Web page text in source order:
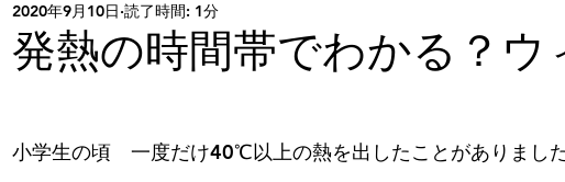
のこと ココロのこと
発熱の時間帯でわかる？
2020年9月10日 読了時間: 1分
小学生の頃　一度だけ40℃以上の熱を出したことがありました